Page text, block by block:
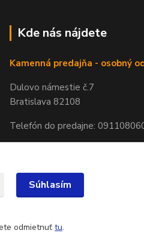
Kde nás nájdete
Kamenná predajňa - osobný
Dulovo námestie č.7
Bratislava 82108
Telefón do predajne:
Súhlasím
odmietnuť tu.